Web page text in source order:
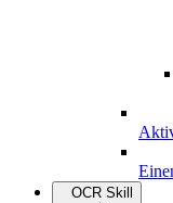
OCR Skill